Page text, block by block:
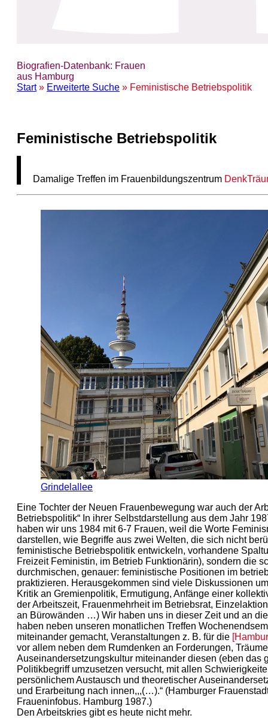
Biografien-Datenbank: Frauen
aus Hamburg
Start» Erweiterte Suche » Feministische Betriebspolitik
Feministische Betriebspolitik
Damalige Treffen im Frauenbildungszentrum
Grindelallee
Eine Tochter der Neuen Frauenbewegung war auch der
Betriebspolitik“ In ihrer Selbstdarstellung aus dem Jahr
haben wir uns 1984 mit 6-7 Frauen, weil die Worte
darstellen, wie Begriffe aus zwei Welten, die sich nicht
feministische Betriebspolitik entwickeln, vorhandene
Freizeit Feministin, im Betrieb Funktionärin), sondern die
durchmischen, genauer: feministische Positionen im
praktizieren. Herausgekommen sind viele Diskussionen
Kritik an Gremienpolitik, Ermutigung, Anfänge einer
der Arbeitszeit, Frauenmehrheit im Betriebsrat,
an Bürowänden …) Wir haben uns in dieser Zeit und an
haben neben unseren monatlichen Treffen
miteinander gemacht, Veranstaltungen z. B. für die
vor allem neben dem Rumdenken an Forderungen,
Auseinandersetzungskultur miteinander diesen (eben das
Politikbegriff umzusetzen versucht, mit allen
persönlichem Austausch und theoretischer
und Erarbeitung nach innen,,,(…).“ (Hamburger
Fraueninfobus. Hamburg 1987.)
Den Arbeitskries gibt es heute nicht mehr.